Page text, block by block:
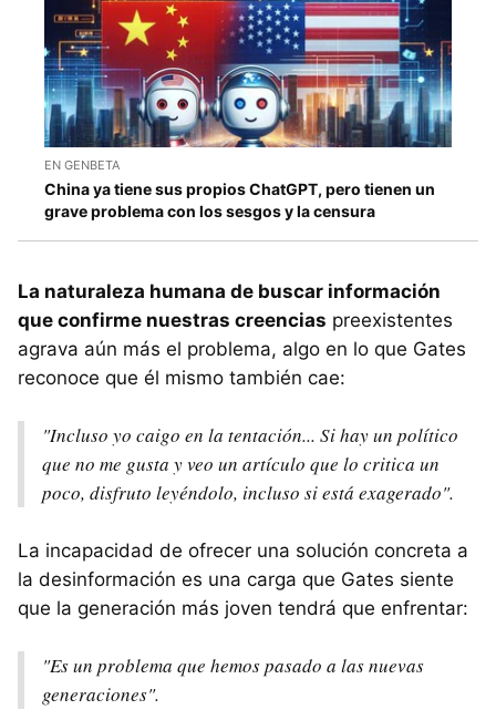
EN GENBETA
China ya tiene sus propios ChatGPT, pero tienen un
grave problema con los sesgos y la censura
La naturaleza humana de buscar información
que confirme nuestras creencias preexistentes
agrava aún más el problema, algo en lo que Gates
reconoce que él mismo también cae:
"Incluso yo caigo en la tentación... Si hay un político
que no me gusta y veo un artículo que lo critica un
poco, disfruto leyéndolo, incluso si está exagerado".
La incapacidad de ofrecer una solución concreta a
la desinformación es una carga que Gates siente
que la generación más joven tendrá que enfrentar:
"Es un problema que hemos pasado a las nuevas
generaciones".